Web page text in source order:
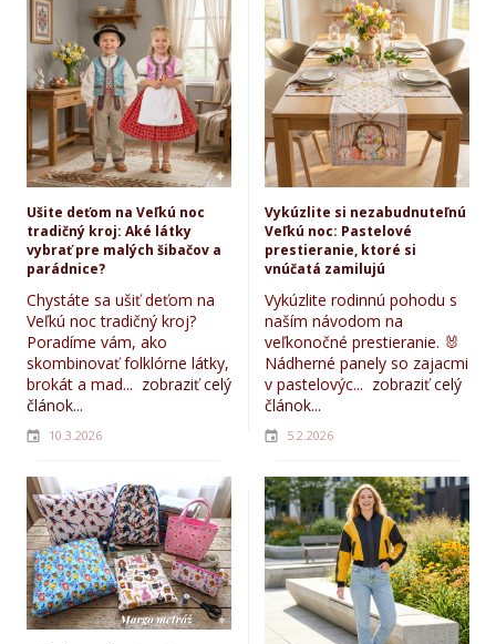
Ušite deťom na Veľkú noc
tradičný kroj: Aké látky
vybrať pre malých šibačov a
parádnice?
Chystáte sa ušiť deťom na
Veľkú noc tradičný kroj?
Poradíme vám, ako
skombinovať folklórne látky,
brokát a mad... zobraziť celý
článok...
10.3.2026
Vykúzlite si nezabudnuteľnú
Veľkú noc: Pastelové
prestieranie, ktoré si
vnúčatá zamilujú
Vykúzlite rodinnú pohodu s
naším návodom na
veľkonočné prestieranie. 🐰
Nádherné panely so zajacmi
v pastelovýc... zobraziť celý
článok...
5.2.2026